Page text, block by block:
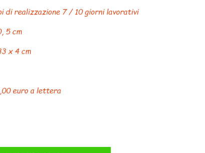
di realizzazione 7 / 10 giorni lavorativi
5 cm
x 4 cm
euro a lettera